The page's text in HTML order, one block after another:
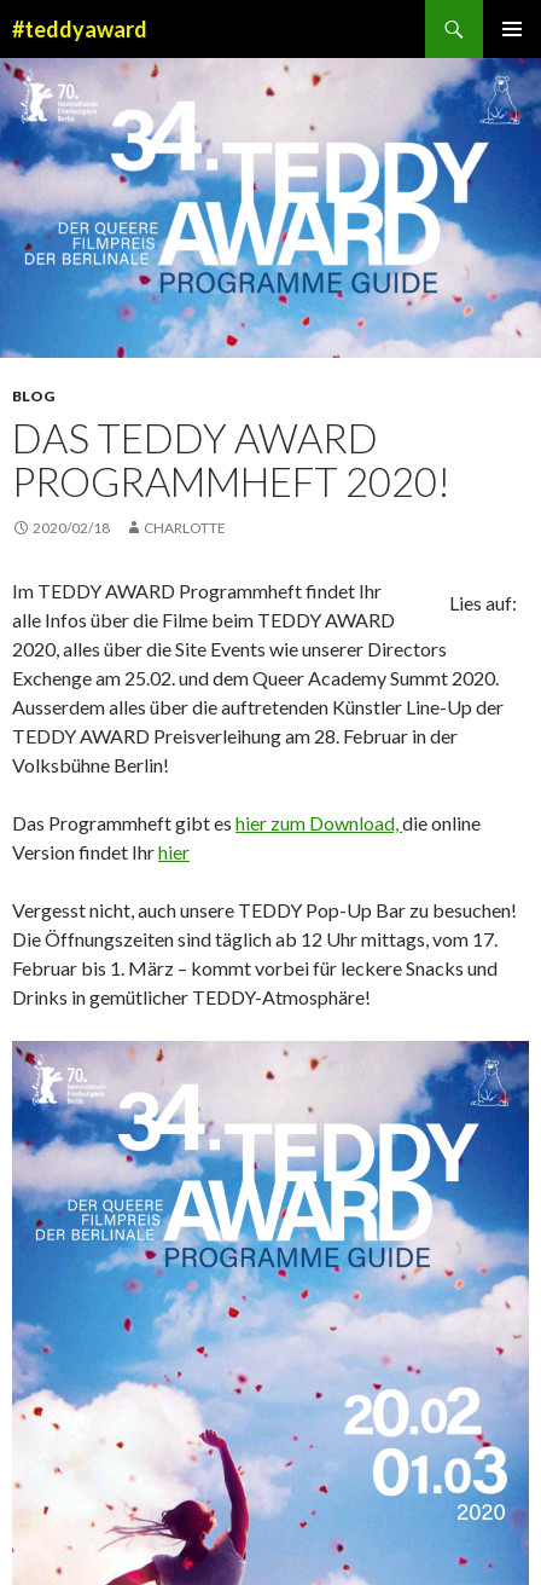
#teddyaward
MENÜ
INHALT
SPRINGEN
BLOG
DAS TEDDY AWARD
PROGRAMMHEFT 2020!
2020/02/18 CHARLOTTE
Lies auf:
Im TEDDY AWARD Programmheft findet Ihr
alle Infos über die Filme beim TEDDY AWARD
2020, alles über die Site Events wie unserer Directors
Exchenge am 25.02. und dem Queer Academy Summt 2020.
Ausserdem alles über die auftretenden Künstler Line-Up der
TEDDY AWARD Preisverleihung am 28. Februar in der
Volksbühne Berlin!
Das Programmheft gibt es hier zum Download,die online
Version findet Ihrhier
Vergesst nicht, auch unsere TEDDY Pop-Up Bar zu besuchen!
Die Öffnungszeiten sind täglich ab 12 Uhr mittags, vom 17.
Februar bis 1. März – kommt vorbei für leckere Snacks und
Drinks in gemütlicher TEDDY-Atmosphäre!